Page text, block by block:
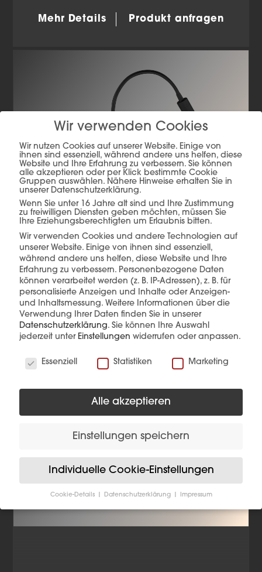
Mehr Details Produkt anfragen
WL TWIST mit Lesearm
Mehr Details Produkt anfragen
Wir verwenden Cookies
Wir nutzen Cookies auf unserer Website. Einige von
ihnen sind essenziell, während andere uns helfen, diese
Website und Ihre Erfahrung zu verbessern. Sie können
alle akzeptieren oder per Klick bestimmte Cookie
Gruppen auswählen. Nähere Hinweise erhalten Sie in
unserer Datenschutzerklärung.
Wenn Sie unter 16 Jahre alt sind und Ihre Zustimmung
zu freiwilligen Diensten geben möchten, müssen Sie
Ihre Erziehungsberechtigten um Erlaubnis bitten.
Wir verwenden Cookies und andere Technologien auf
unserer Website. Einige von ihnen sind essenziell,
während andere uns helfen, diese Website und Ihre
Erfahrung zu verbessern. Personenbezogene Daten
können verarbeitet werden (z. B. IP-Adressen), z. B. für
personalisierte Anzeigen und Inhalte oder Anzeigen-
und Inhaltsmessung. Weitere Informationen über die
Verwendung Ihrer Daten finden Sie in unserer
Datenschutzerklärung. Sie können Ihre Auswahl
jederzeit unter Einstellungen widerrufen oder anpassen.
Essenziell
Statistiken Marketing
Alle akzeptieren
Einstellungen speichern
Individuelle Cookie-Einstellungen
Cookie-Details Datenschutzerklärung Impressum
Datenschutzeinstellungen
Wenn Sie unter 16 Jahre alt sind und Ihre Zustimmung